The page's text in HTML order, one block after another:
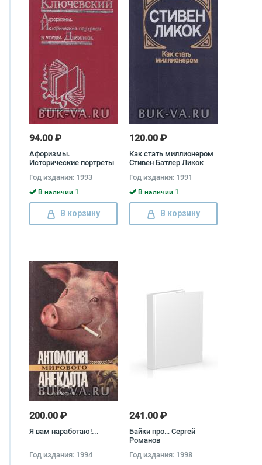
94.00 ₽
Афоризмы.
Исторические портреты
Василий Ключевский
Год издания: 1993
В наличии 1
В корзину
120.00 ₽
Как стать миллионером
Стивен Батлер Ликок
Год издания: 1991
В наличии 1
В корзину
200.00 ₽
Я вам наработаю!...
Год издания: 1994
241.00 ₽
Байки про… Сергей
Романов
Год издания: 1998